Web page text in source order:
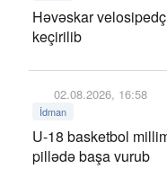
Həvəskar
keçirilib
02.08.2026, 16:58
İdman
U-18 basketbol
pillədə başa vurub